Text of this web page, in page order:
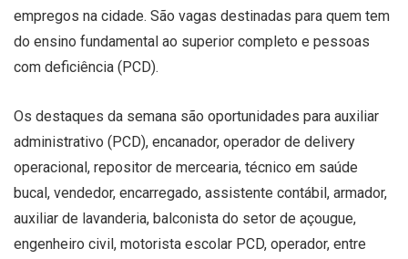
empregos na cidade. São vagas destinadas para quem tem
do ensino fundamental ao superior completo e pessoas
com deficiência (PCD).
Os destaques da semana são oportunidades para auxiliar
administrativo (PCD), encanador, operador de delivery
operacional, repositor de mercearia, técnico em saúde
bucal, vendedor, encarregado, assistente contábil, armador,
auxiliar de lavanderia, balconista do setor de açougue,
engenheiro civil, motorista escolar PCD, operador, entre